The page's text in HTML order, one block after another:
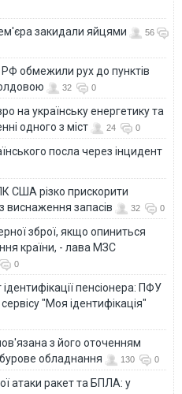
закидали яйцями
56
обмежили рух до пунктів
32 0
на українську енергетику та
одного з міст
24 0
посла через інцидент
США різко прискорити
виснаження запасів
32 0
зброї, якщо опиниться
країни, - лава МЗС
0
пенсіонера: ПФУ
"Моя ідентифікація"
з його оточенням
обладнання
130 0
атаки ракет та БПЛА: у